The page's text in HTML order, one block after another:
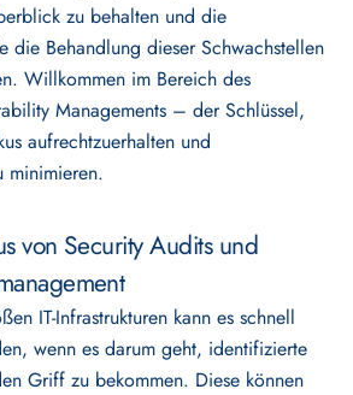
zu behalten und die
die Behandlung dieser Schwachstellen
Willkommen im Bereich des
Managements – der Schlüssel,
aufrechtzuerhalten und
minimieren.
von Security Audits und
IT-Infrastrukturen kann es schnell
wenn es darum geht, identifizierte
Griff zu bekommen. Diese können